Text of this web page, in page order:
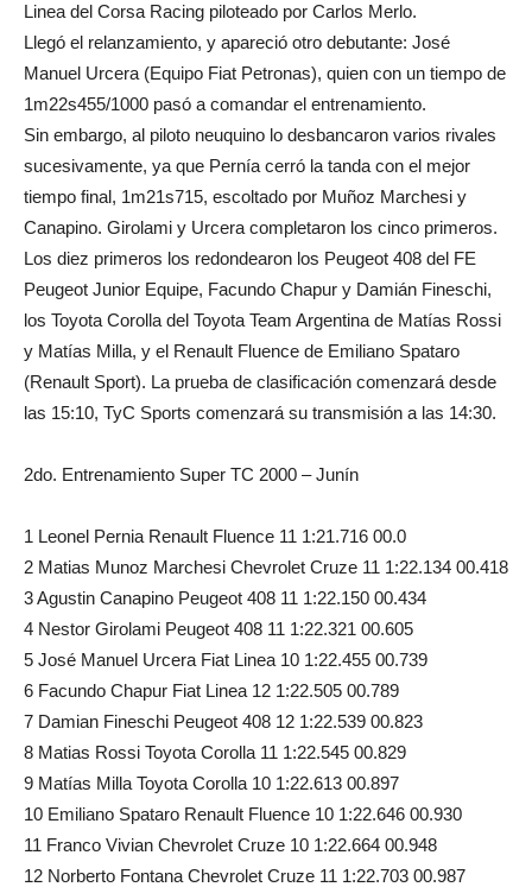
Linea del Corsa Racing piloteado por Carlos Merlo.
Llegó el relanzamiento, y apareció otro debutante: José
Manuel Urcera (Equipo Fiat Petronas), quien con un tiempo de
1m22s455/1000 pasó a comandar el entrenamiento.
Sin embargo, al piloto neuquino lo desbancaron varios rivales
sucesivamente, ya que Pernía cerró la tanda con el mejor
tiempo final, 1m21s715, escoltado por Muñoz Marchesi y
Canapino. Girolami y Urcera completaron los cinco primeros.
Los diez primeros los redondearon los Peugeot 408 del FE
Peugeot Junior Equipe, Facundo Chapur y Damián Fineschi,
los Toyota Corolla del Toyota Team Argentina de Matías Rossi
y Matías Milla, y el Renault Fluence de Emiliano Spataro
(Renault Sport). La prueba de clasificación comenzará desde
las 15:10, TyC Sports comenzará su transmisión a las 14:30.
2do. Entrenamiento Super TC 2000 – Junín
1 Leonel Pernia Renault Fluence 11 1:21.716 00.0
2 Matias Munoz Marchesi Chevrolet Cruze 11 1:22.134 00.418
3 Agustin Canapino Peugeot 408 11 1:22.150 00.434
4 Nestor Girolami Peugeot 408 11 1:22.321 00.605
5 José Manuel Urcera Fiat Linea 10 1:22.455 00.739
6 Facundo Chapur Fiat Linea 12 1:22.505 00.789
7 Damian Fineschi Peugeot 408 12 1:22.539 00.823
8 Matias Rossi Toyota Corolla 11 1:22.545 00.829
9 Matías Milla Toyota Corolla 10 1:22.613 00.897
10 Emiliano Spataro Renault Fluence 10 1:22.646 00.930
11 Franco Vivian Chevrolet Cruze 10 1:22.664 00.948
12 Norberto Fontana Chevrolet Cruze 11 1:22.703 00.987